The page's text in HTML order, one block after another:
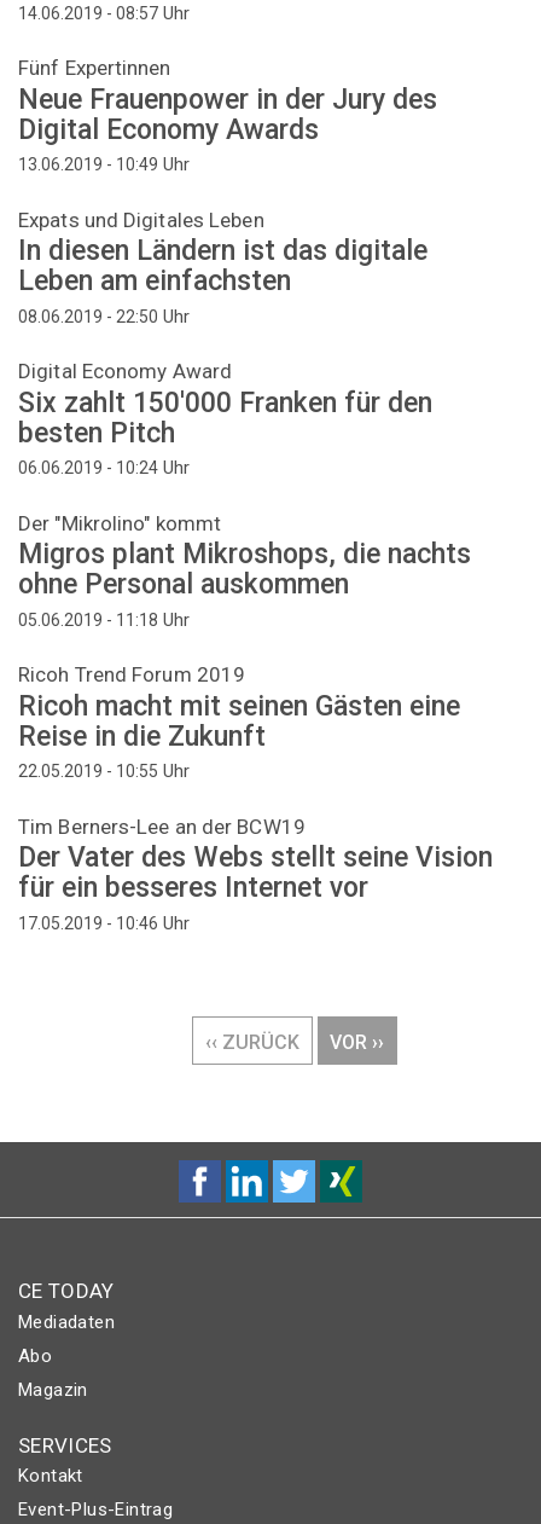
14.06.2019 - 08:57 Uhr
Fünf Expertinnen
Neue Frauenpower in der Jury des
Digital Economy Awards
13.06.2019 - 10:49 Uhr
Expats und Digitales Leben
In diesen Ländern ist das digitale
Leben am einfachsten
08.06.2019 - 22:50 Uhr
Digital Economy Award
Six zahlt 150'000 Franken für den
besten Pitch
06.06.2019 - 10:24 Uhr
Der "Mikrolino" kommt
Migros plant Mikroshops, die nachts
ohne Personal auskommen
05.06.2019 - 11:18 Uhr
Ricoh Trend Forum 2019
Ricoh macht mit seinen Gästen eine
Reise in die Zukunft
22.05.2019 - 10:55 Uhr
Tim Berners-Lee an der BCW19
Der Vater des Webs stellt seine Vision
für ein besseres Internet vor
17.05.2019 - 10:46 Uhr
VORHERIGE
SEITE
‹‹ ZURÜCK
NÄCHSTE
SEITE
VOR ››
CE TODAY
Mediadaten
Abo
Magazin
SERVICES
Kontakt
Event-Plus-Eintrag